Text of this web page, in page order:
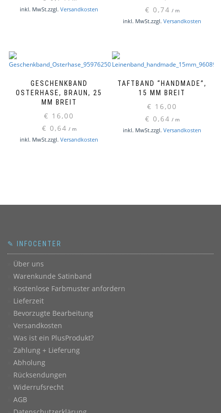
inkl. MwSt.zzgl. Versandkosten
€ 0,74 / m
inkl. MwSt.zzgl. Versandkosten
GESCHENKBAND
OSTERHASE, BRAUN, 25
MM BREIT
€ 16,00
€ 0,64 / m
inkl. MwSt.zzgl. Versandkosten
TAFTBAND “HANDMADE”,
15 MM BREIT
€ 16,00
€ 0,64 / m
inkl. MwSt.zzgl. Versandkosten
✎ INFOCENTER
Über uns
Warenkunde Satinband
Kostenlose Farbmuster anfordern
Lieferzeit
Bevorzugte Bearbeitung
Versandkosten
Was ist ein PlusProdukt?
Zahlung + Lieferung
Abholung
Rücksendungen
Widerrufsrecht
AGB